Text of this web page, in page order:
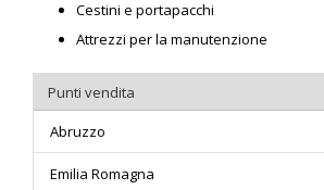
Punti vendita
Abruzzo
Emilia Romagna
Cestini e portapacchi
Attrezzi per la manutenzione